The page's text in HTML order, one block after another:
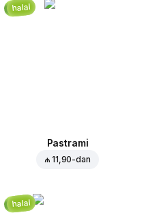
halal
Pastrami
₼ 11,90-dan
halal